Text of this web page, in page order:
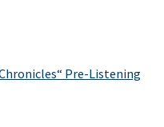
Chronicles“ Pre-Listening